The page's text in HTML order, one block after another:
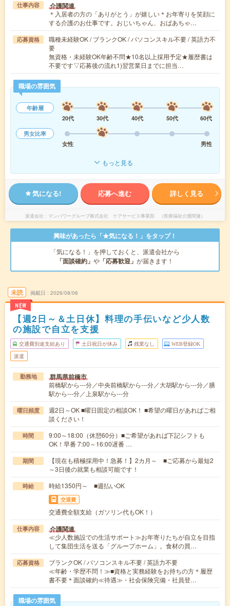
仕事内容 介護関連
＊入居者の方の「ありがとう」が嬉しい＊お年寄りを笑顔に
する介護のお仕事です。おじいちゃん、おばあちゃ…
応募資格
職種未経験OK / ブランクOK / パソコンスキル不要 / 英語力不
要
無資格・未経験OK年齢不問★10名以上採用予定★履歴書は
不要です▽応募後の流れ1)翌営業日までに担当…
職場の雰囲気
年齢層
20代
30代 40代 50代
60代
男女比率
女性
男性
もっと見る
気になる! 応募へ進む 詳しく見る
派遣会社 マンパワーグループ株式会社 ケアサービス事業部 （医療福祉介護関連）
興味があったら「★気になる！」をタップ！
「気になる！」を押しておくと、派遣会社から
「面談確約」 や 「応募歓迎」 が届きます！
未読
NEW
掲載日 2026/08/06
【週2日～＆土日休】料理の手伝いなど少人数
の施設で自立を支援
交通費別途支給あり 土日祝日が休み 残業なし WEB登録OK
派遣
勤務地 群馬県前橋市
前橋駅から---分／中央前橋駅から---分／大胡駅から---分／膳
駅から---分／上泉駅から---分
曜日頻度
週2日～OK ■曜日固定の相談OK！ ■希望の曜日があればご相
談ください！
時間
9:00～18:00（休憩60分）■ご希望があれば下記シフトも
OK！早番 7:00～16:00遅番 …
期間
【現在も積極採用中！急募！】2カ月～ ■ご応募から最短2
～3日後の就業も相談可能です！
時給 時給1350円～ ■週払いOK
交通費
交通費全額支給（ガソリン代もOK！）
仕事内容 介護関連
≪少人数施設での生活サポート≫お年寄りたちが自立を目指
して集団生活を送る「グループホーム」。食材の買…
応募資格
ブランクOK / パソコンスキル不要 / 英語力不要
≪年齢・学歴不問！≫■資格と実務経験をお持ちの方＊履歴
書不要＊面談確約≪待遇≫・社会保険完備・社員登…
職場の雰囲気